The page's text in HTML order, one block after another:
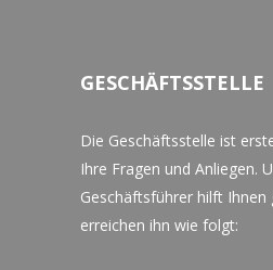
GESCHÄFTSSTELLE
Die Geschäftsstelle ist
Ihre Fragen und Anliegen.
Geschäftsführer hilft Ihnen
erreichen ihn wie folgt: